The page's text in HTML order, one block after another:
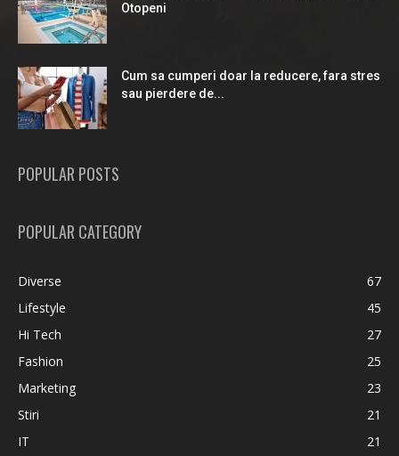
Otopeni
Cum sa cumperi doar la reducere, fara stres
sau pierdere de...
POPULAR POSTS
POPULAR CATEGORY
Diverse
67
Lifestyle
45
Hi Tech
27
Fashion
25
Marketing
23
Stiri
21
IT
21